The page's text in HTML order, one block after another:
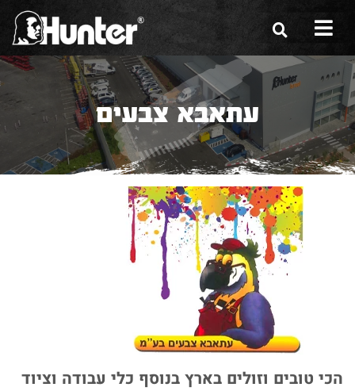
הסיפור שלנו
הכלים שלנו
תערוכות
משווקים
שירות ואחריות
עתאבא צבעים
הכי טובים וזולים בארץ בנוסף כלי עבודה וציוד